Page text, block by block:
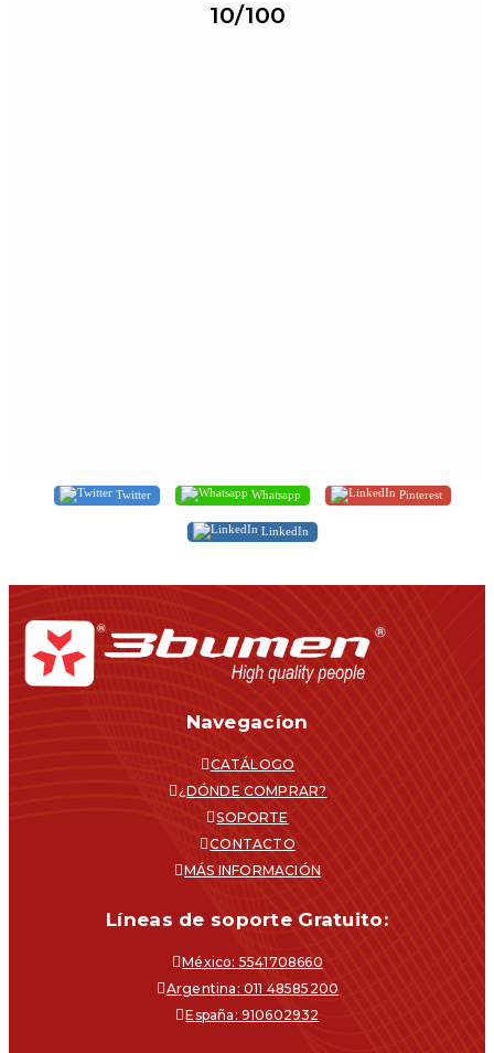
10/100
Twitter Whatsapp Pinterest
LinkedIn
Navegacíon
CATÁLOGO
¿DÓNDE COMPRAR?
SOPORTE
CONTACTO
MÁS INFORMACIÓN
Líneas de soporte Gratuito:
México: 5541708660
Argentina: 011 48585200
España: 910602932